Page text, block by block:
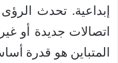
إبداعية. تحدث
اتصالات جديدة أو
المتباين هو قدرة